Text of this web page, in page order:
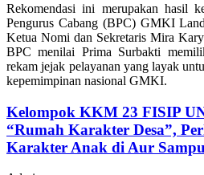
Rekomendasi ini merupakan hasil
Pengurus Cabang (BPC) GMKI
Ketua Nomi dan Sekretaris Mira
BPC menilai Prima Surbakti
rekam jejak pelayanan yang layak
kepemimpinan nasional GMKI.
Kelompok KKM 23 FISIP
“Rumah Karakter Desa”,
Karakter Anak di Aur